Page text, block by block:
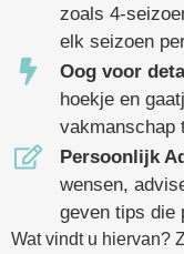
zoals 4-
elk seizoen
Oog voor
hoekje en
vakmanschap
Persoonlijk
wensen,
geven tips die
Wat vindt u hiervan?